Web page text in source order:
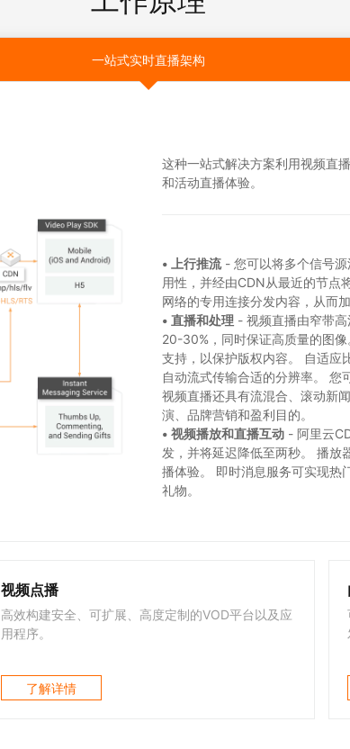
一站式实时直播架构
这种一站式解决方案利用视频直
和活动直播体验。
• 上行推流- 您可以将多个信号源
用性，并经由CDN从最近的节点
网络的专用连接分发内容，从而
• 直播和处理 - 视频直播由窄带
20-30%，同时保证高质量的图
支持，以保护版权内容。 自适应
自动流式传输合适的分辨率。 您
视频直播还具有流混合、滚动新
演、品牌营销和盈利目的。
• 视频播放和直播互动 - 阿里云
发，并将延迟降低至两秒。 播放
播体验。 即时消息服务可实现热
礼物。
视频点播
高效构建安全、可扩展、高度定制的VOD平台以及应
用程序。
了解详情